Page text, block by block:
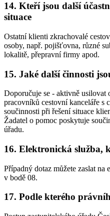
14. Kteří jsou další
situace
Ostatní klienti zkrachovalé
osoby, např. pojišťovna, různé
lokalitě, přepravní firmy apod.
15. Jaké další činnosti
Doporučuje se - aktivně usilovat
pracovníků cestovní kanceláře s
součinnosti při řešení situace
Žadatel o pomoc poskytuje
úřadu.
16. Elektronická služba,
Případný dotaz můžete zaslat na
v bodě 08.
17. Podle kterého